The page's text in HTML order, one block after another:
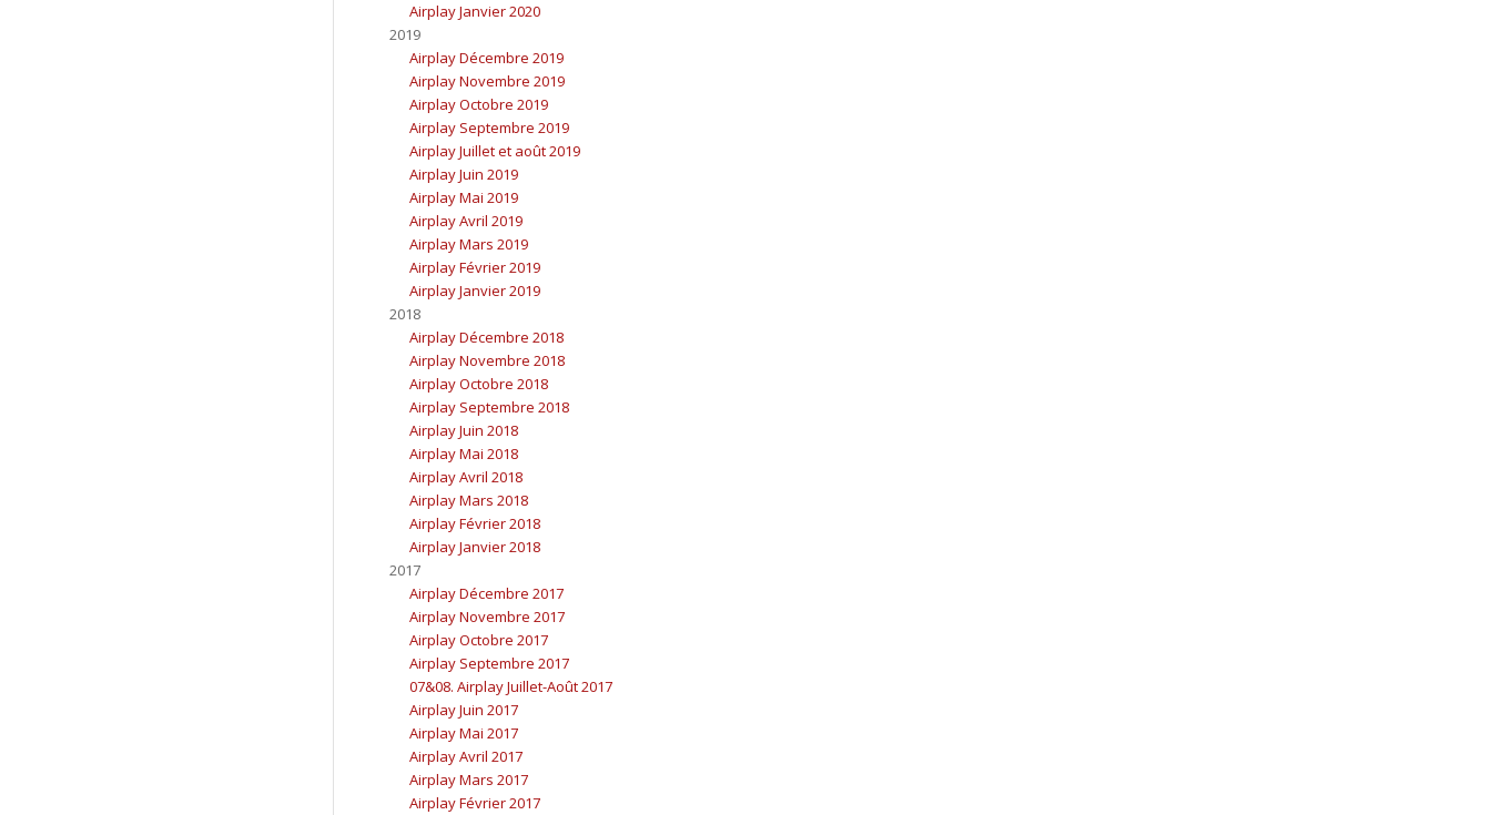
Airplay Janvier 2020
2019
Airplay Décembre 2019
Airplay Novembre 2019
Airplay Octobre 2019
Airplay Septembre 2019
Airplay Juillet et août 2019
Airplay Juin 2019
Airplay Mai 2019
Airplay Avril 2019
Airplay Mars 2019
Airplay Février 2019
Airplay Janvier 2019
2018
Airplay Décembre 2018
Airplay Novembre 2018
Airplay Octobre 2018
Airplay Septembre 2018
Airplay Juin 2018
Airplay Mai 2018
Airplay Avril 2018
Airplay Mars 2018
Airplay Février 2018
Airplay Janvier 2018
2017
Airplay Décembre 2017
Airplay Novembre 2017
Airplay Octobre 2017
Airplay Septembre 2017
07&08. Airplay Juillet-Août 2017
Airplay Juin 2017
Airplay Mai 2017
Airplay Avril 2017
Airplay Mars 2017
Airplay Février 2017